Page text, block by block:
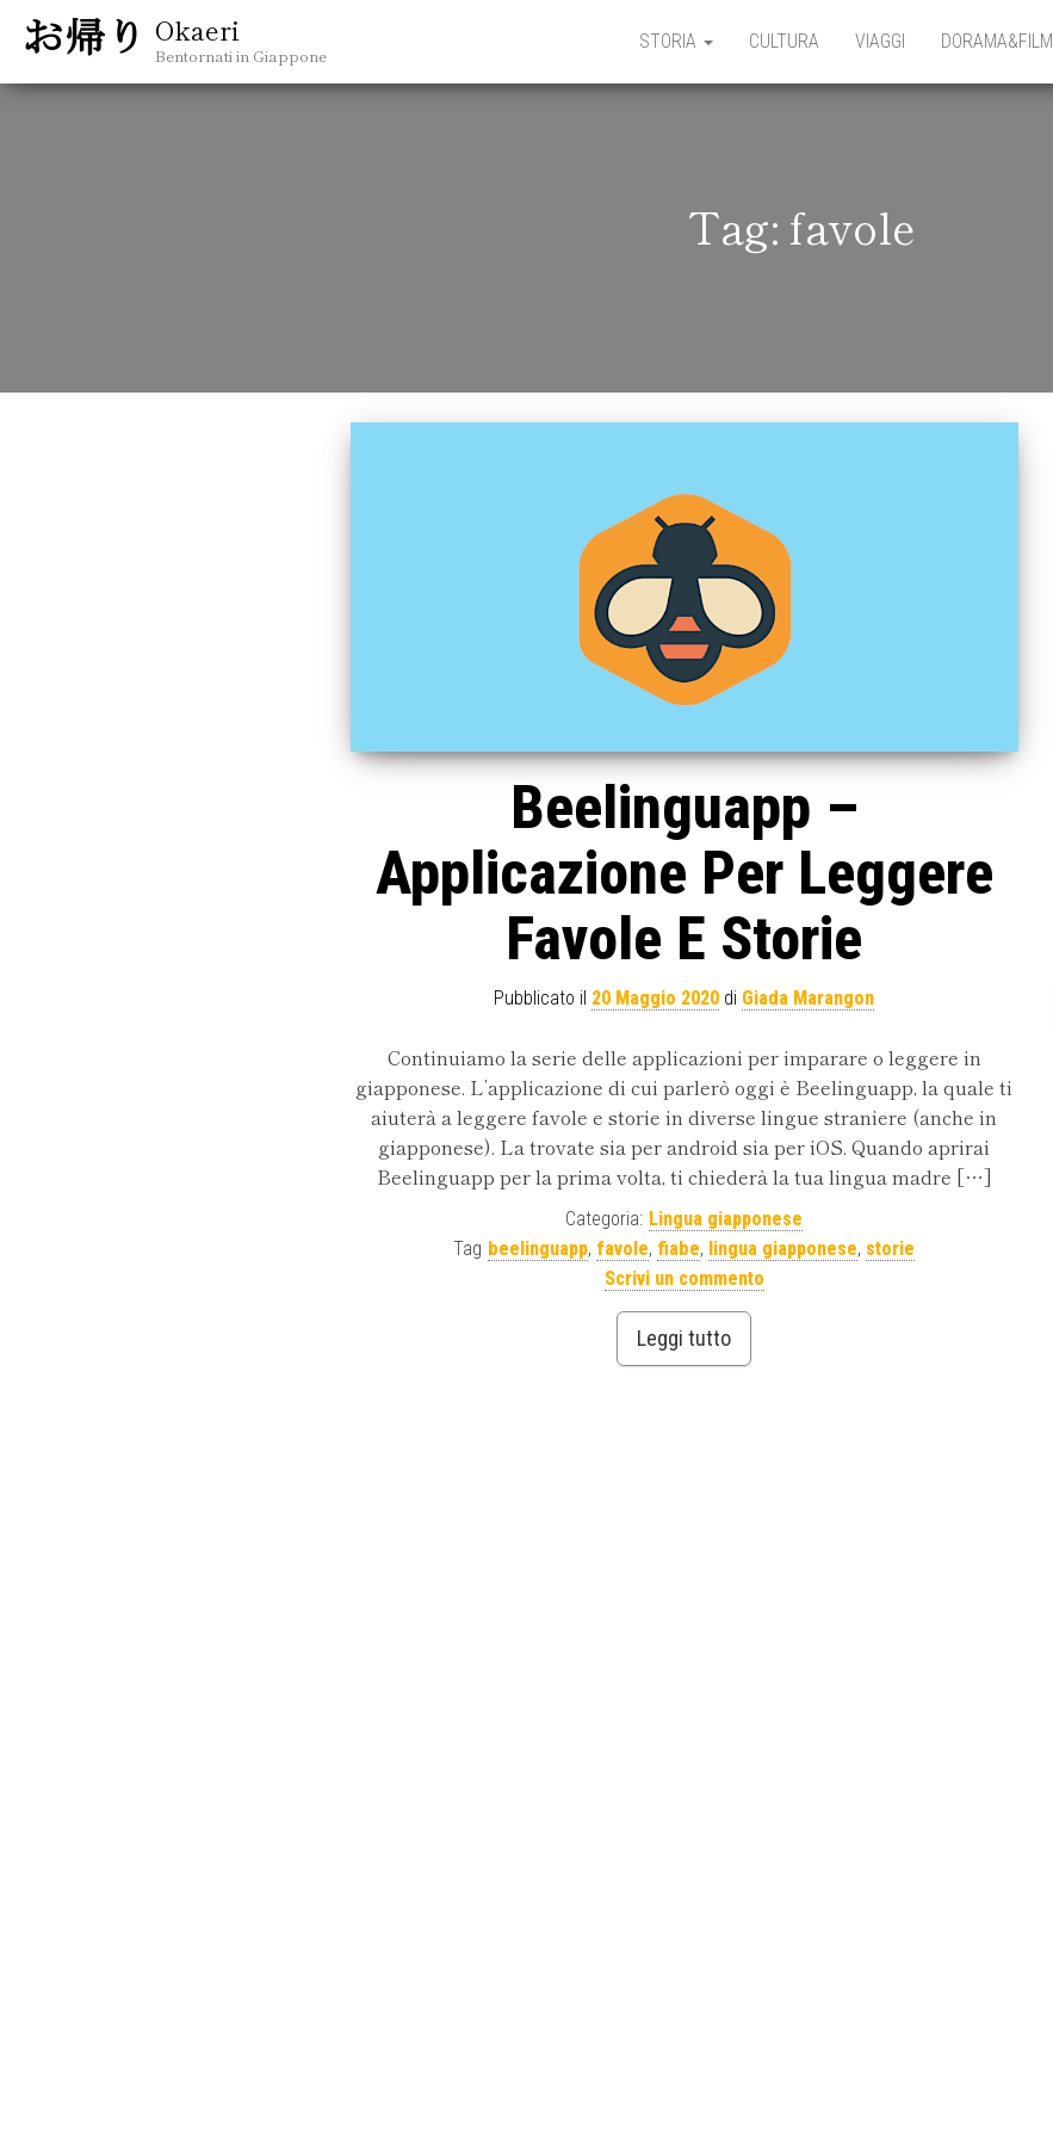
Okaeri
Bentornati in Giappone
STORIA CULTURA VIAGGI DORAMA&FILM
Tag: favole
Beelinguapp –
Applicazione Per Leggere
Favole E Storie
Pubblicato il 20 Maggio 2020 di Giada Marangon
Continuiamo la serie delle applicazioni per imparare o leggere in
giapponese. L’applicazione di cui parlerò oggi è Beelinguapp, la quale ti
aiuterà a leggere favole e storie in diverse lingue straniere (anche in
giapponese). La trovate sia per android sia per iOS. Quando aprirai
Beelinguapp per la prima volta, ti chiederà la tua lingua madre […]
Categoria: Lingua giapponese
Tag beelinguapp, favole, fiabe, lingua giapponese, storie
Scrivi un commento
Leggi tutto